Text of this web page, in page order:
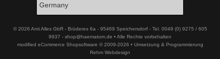
© 2026 Anti Alles GbR - Brüderes 6a - 95469 Speichersdorf - Tel. 0049 (0) 9275 / 605
9937 - shop@haematom.de • Alle Rechte vorbehalten
modified eCommerce Shopsoftware © 2009-2026 • Umsetzung & Programmierung
Rehm Webdesign